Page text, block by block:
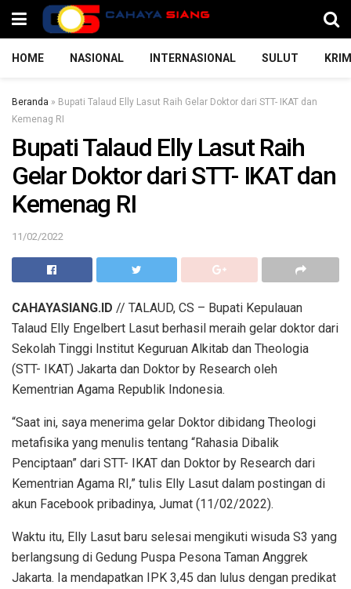
HOME NASIONAL INTERNASIONAL SULUT
Beranda » Bupati Talaud Elly Lasut Raih Gelar Doktor dari STT- IKAT dan
Kemenag RI
Bupati Talaud Elly Lasut Raih
Gelar Doktor dari STT- IKAT dan
Kemenag RI
11/02/2022
CAHAYASIANG.ID // TALAUD, CS – Bupati Kepulauan
Talaud Elly Engelbert Lasut berhasil meraih gelar doktor dari
Sekolah Tinggi Institut Keguruan Alkitab dan Theologia
(STT- IKAT) Jakarta dan Doktor by Research oleh
Kementrian Agama Republik Indonesia.
“Saat ini, saya menerima gelar Doktor dibidang Theologi
metafisika yang menulis tentang “Rahasia Dibalik
Penciptaan” dari STT- IKAT dan Doktor by Research dari
Kementrian Agama RI,” tulis Elly Lasut dalam postingan di
akun Facebook pribadinya, Jumat (11/02/2022).
Waktu itu, Elly Lasut baru selesai mengikuti wisuda S3 yang
berlangsung di Gedung Puspa Pesona Taman Anggrek
Jakarta. Ia mendapatkan IPK 3,45 dan lulus dengan predikat